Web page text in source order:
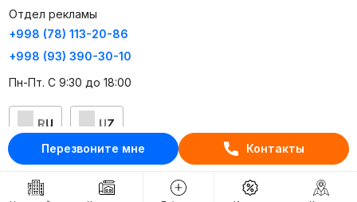
Перезвоните мне Контакты
Отдел рекламы
+998 (78) 113-20-86
+998 (93) 390-30-10
Пн-Пт. С 9:30 до 18:00
RU UZ
Контакты
О проекте